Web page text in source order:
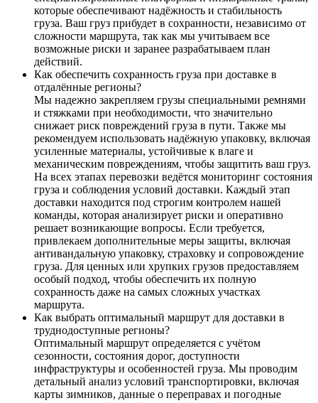
которые обеспечивают надёжность и стабильность
груза. Ваш груз прибудет в сохранности, независимо от
сложности маршрута, так как мы учитываем все
возможные риски и заранее разрабатываем план
действий.
Как обеспечить сохранность груза при доставке в
отдалённые регионы?
Мы надежно закрепляем грузы специальными ремнями
и стяжками при необходимости, что значительно
снижает риск повреждений груза в пути. Также мы
рекомендуем использовать надёжную упаковку, включая
усиленные материалы, устойчивые к влаге и
механическим повреждениям, чтобы защитить ваш груз.
На всех этапах перевозки ведётся мониторинг состояния
груза и соблюдения условий доставки. Каждый этап
доставки находится под строгим контролем нашей
команды, которая анализирует риски и оперативно
решает возникающие вопросы. Если требуется,
привлекаем дополнительные меры защиты, включая
антивандальную упаковку, страховку и сопровождение
груза. Для ценных или хрупких грузов предоставляем
особый подход, чтобы обеспечить их полную
сохранность даже на самых сложных участках
маршрута.
Как выбрать оптимальный маршрут для доставки в
труднодоступные регионы?
Оптимальный маршрут определяется с учётом
сезонности, состояния дорог, доступности
инфраструктуры и особенностей груза. Мы проводим
детальный анализ условий транспортировки, включая
карты зимников, данные о переправах и погодные